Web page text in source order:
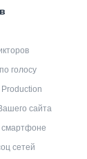
голосу
сайта
сетей